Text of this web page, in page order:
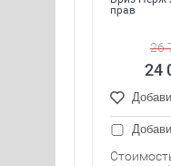
прав
26
24